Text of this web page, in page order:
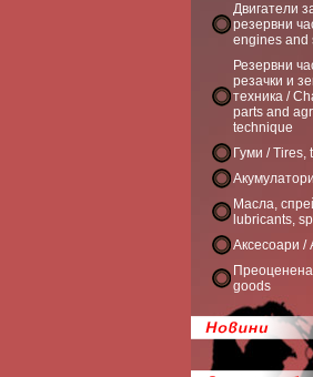
Двигатели
резервни
engines and
Резервни
резачки и
техника /
parts and
technique
Гуми / Tires,
Масла,
lubricants,
Аксесоари /
goods